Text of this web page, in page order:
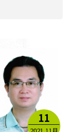
11
11月